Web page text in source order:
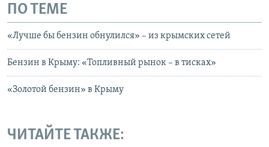
ПО ТЕМЕ
«Лучше бы бензин обнулился» – из крымских сетей
Бензин в Крыму: «Топливный рынок – в тисках»
«Золотой бензин» в Крыму
ЧИТАЙТЕ ТАКЖЕ: